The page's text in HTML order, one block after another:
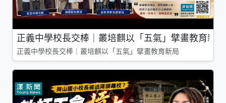
正義中學校長交棒｜叢培麒以「五氣」擘畫教育新局
正義中學校長交棒｜叢培麒以「五氣」擘畫教育新局